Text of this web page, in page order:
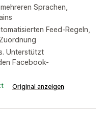
Sprachen,
Feed-Regeln,
Unterstützt
Facebook-
Original anzeigen